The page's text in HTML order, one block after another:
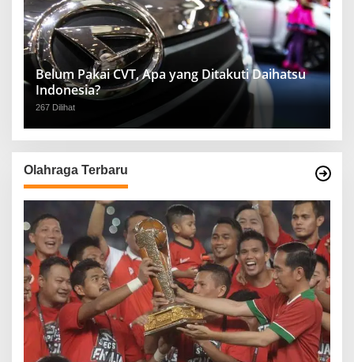
Belum Pakai CVT, Apa yang Ditakuti Daihatsu
Indonesia?
267 Dilihat
Olahraga Terbaru